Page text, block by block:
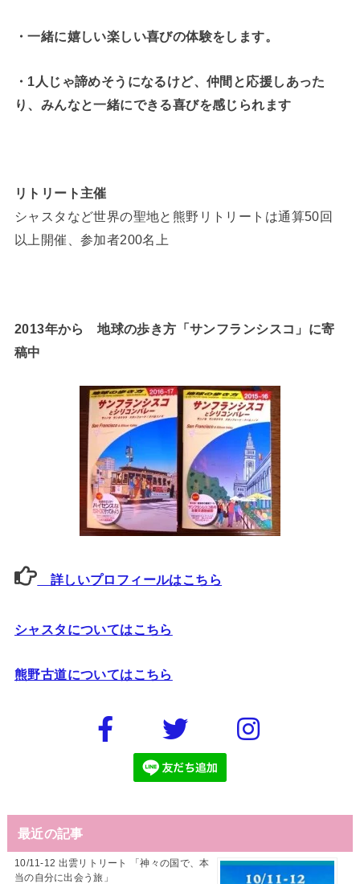
・一緒に嬉しい楽しい喜びの体験をします。
・1人じゃ諦めそうになるけど、仲間と応援しあった
り、みんなと一緒にできる喜びを感じられます
リトリート主催
シャスタなど世界の聖地と熊野リトリートは通算50回
以上開催、参加者200名上
2013年から 地球の歩き方「サンフランシスコ」に寄
稿中
詳しいプロフィールはこちら
シャスタについてはこちら
熊野古道についてはこちら
最近の記事
10/11-12 出雲リトリート 「神々の国で、本
当の自分に出会う旅」